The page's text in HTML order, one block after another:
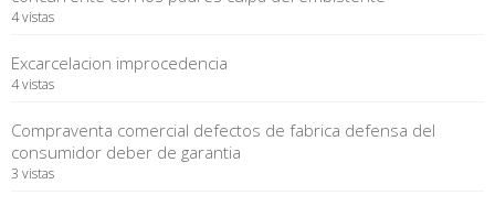
4 vistas
Excarcelacion improcedencia
4 vistas
Compraventa comercial defectos de fabrica defensa del
consumidor deber de garantia
3 vistas